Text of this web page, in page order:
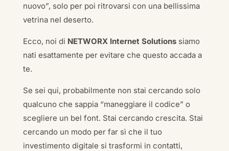
nuovo”, solo per poi ritrovarsi con una bellissima
vetrina nel deserto.
Ecco, noi di NETWORX Internet Solutionssiamo
nati esattamente per evitare che questo accada a
te.
Se sei qui, probabilmente non stai cercando solo
qualcuno che sappia “maneggiare il codice” o
scegliere un bel font. Stai cercando crescita. Stai
cercando un modo per far sì che il tuo
investimento digitale si trasformi in contatti,